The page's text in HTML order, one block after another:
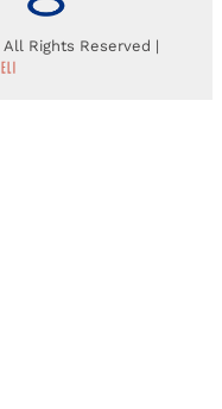
Rights Reserved |